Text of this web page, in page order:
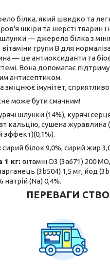
білка, який швидко та
шкіри та шерсті тварин
шлунки — джерело білка з
групи B для
— це антиоксиданти та
Вона допомагає
антисептиком.
зміцнює імунітет,
може бути смачним!
шлунки (14%), курячі
кальцію, сушена журавлина
эффект)(0,1%).
сирий білок 9,0%, сирий жир
1 кг: вітамін D3 (3а671) 200
(3b504) 1,5 мг, йод
натрій (Na) 0,4%.
ПЕРЕВАГИ